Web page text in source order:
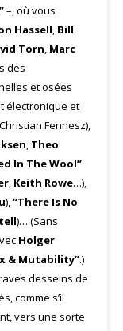
–, où vous
Hassell, Bill
Torn, Marc
des
et osées
électronique et
Fennesz),
, Theo
In The Wool”
, Keith Rowe…),
),“There Is No
)… (Sans
Holger
& Mutability”.)
desseins de
comme s’il
vers une sorte